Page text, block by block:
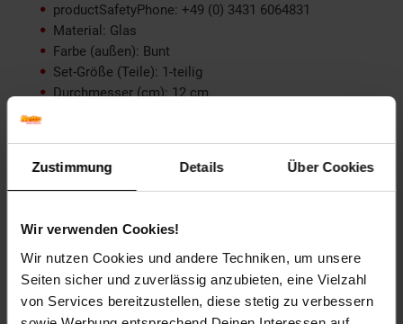
Zustimmung Details Über Cookies
Wir verwenden Cookies!
Wir nutzen Cookies und andere Techniken, um unsere
Seiten sicher und zuverlässig anzubieten, eine Vielzahl
von Services bereitzustellen, diese stetig zu verbessern
productSafetyPhone: +49 (0) 3431 6064831
Material: Glas
Farbe (außen): Bunt
Set-Größe (Teile): 1-teilig
Durchmesser (cm): 12 cm
Form: quadratisch
Geeignet für: Flur
Höhe (cm): 12 cm
Motiv: Badewanne
Stilrichtung: Nostalgisch
Tiefe (cm): 5 cm
Zielgruppe: Erwachsene